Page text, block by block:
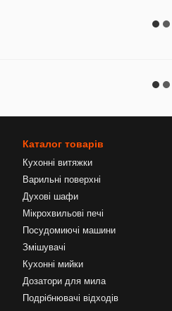
Каталог товарів
Кухонні витяжки
Варильні поверхні
Духові шафи
Мікрохвильові печі
Посудомиючі машини
Змішувачі
Кухонні мийки
Дозатори для мила
Подрібнювачі відходів